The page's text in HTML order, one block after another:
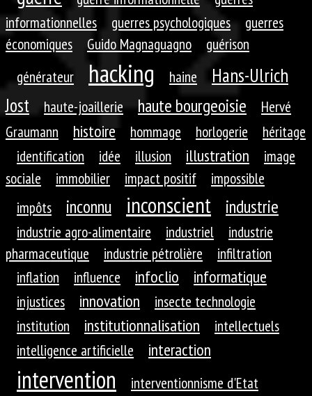
informationnelles
guerres psychologiques
guerres
économiques
Guido Magnaguagno
guérison
générateur
hacking haine
Hans-Ulrich
Jost
haute-joaillerie haute bourgeoisie
Hervé
Graumann
histoire hommage horlogerie
héritage
identification
idée illusion illustration
image
sociale
immobilier impact positif
impossible
impôts
inconnu inconscient industrie
industrie agro-alimentaire industriel
industrie
pharmaceutique
industrie pétrolière
infiltration
inflation
influence infoclio informatique
injustices innovation
insecte technologie
institution
institutionnalisation
intellectuels
intelligence artificielle
interaction
intervention interventionnisme d'Etat